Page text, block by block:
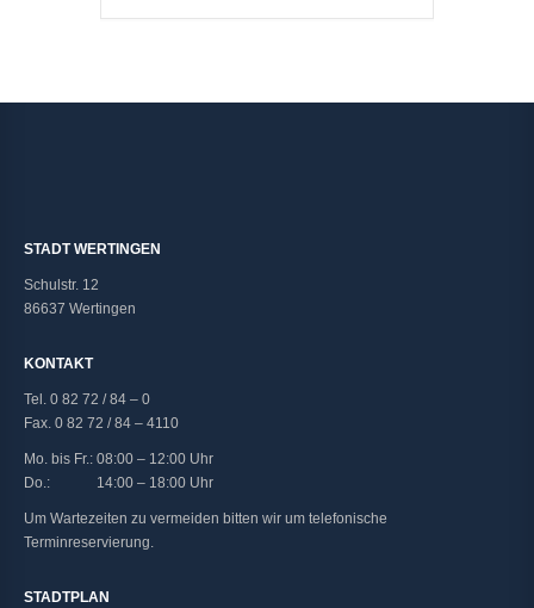
STADT WERTINGEN
Schulstr. 12
86637 Wertingen
KONTAKT
Tel. 0 82 72 / 84 – 0
Fax. 0 82 72 / 84 – 4110
Mo. bis Fr.: 08:00 – 12:00 Uhr
Do.: 14:00 – 18:00 Uhr
Um Wartezeiten zu vermeiden bitten wir um telefonische
Terminreservierung.
STADTPLAN